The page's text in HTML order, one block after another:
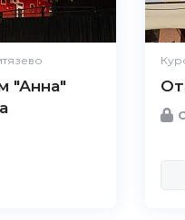
"Анна"